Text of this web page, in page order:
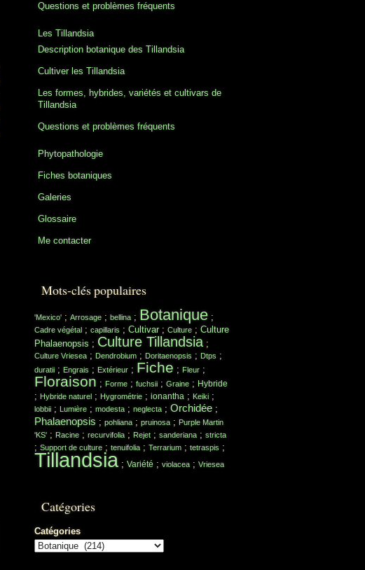
Questions et problèmes fréquents
Les Tillandsia
Description botanique des Tillandsia
Cultiver les Tillandsia
Les formes, hybrides, variétés et cultivars de
Tillandsia
Questions et problèmes fréquents
Phytopathologie
Fiches botaniques
Galeries
Glossaire
Me contacter
Mots-clés populaires
'Mexico' ; Arrosage ; bellina; Botanique ;
Cadre végétal ; capillaris ; Cultivar; Culture ; Culture
Phalaenopsis ; Culture Tillandsia;
Culture Vriesea; Dendrobium ; Doritaenopsis ; Dtps ;
duratii ; Engrais ; Extérieur ; Fiche ; Fleur ;
Floraison ; Forme ; fuchsii ; Graine ; Hybride
; Hybride naturel ; Hygrométrie ; ionantha ; Keiki ;
lobbii ; Lumière ; modesta; neglecta; Orchidée ;
Phalaenopsis ; pohliana; pruinosa; Purple Martin
'KS' ; Racine ; recurvifolia; Rejet ; sanderiana; stricta
; Support de culture ; tenuifolia; Terrarium ; tetraspis ;
Tillandsia; Variété ; violacea; Vriesea
Catégories
Catégories